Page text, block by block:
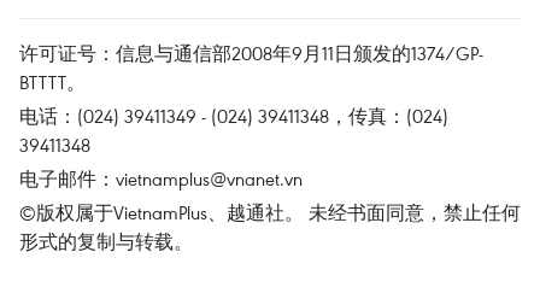
许可证号：信息与通信部2008年9月11日颁发的1374/GP-
BTTTT。
电话：(024) 39411349 - (024) 39411348，传真：(024)
39411348
电子邮件： vietnamplus@vnanet.vn
©版权属于VietnamPlus、越通社。 未经书面同意，禁止任何
形式的复制与转载。